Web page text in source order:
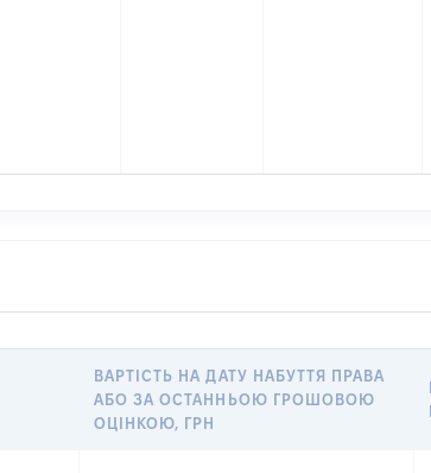
ВАРТІСТЬ НА ДАТУ НАБУТТЯ ПРАВА
АБО ЗА ОСТАННЬОЮ ГРОШОВОЮ
ОЦІНКОЮ, ГРН